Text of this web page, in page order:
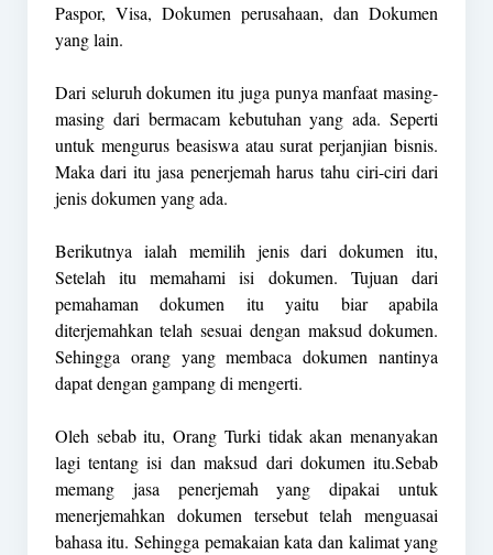
Paspor, Visa, Dokumen perusahaan, dan Dokumen
yang lain.
Dari seluruh dokumen itu juga punya manfaat masing-
masing dari bermacam kebutuhan yang ada. Seperti
untuk mengurus beasiswa atau surat perjanjian bisnis.
Maka dari itu jasa penerjemah harus tahu ciri-ciri dari
jenis dokumen yang ada.
Berikutnya ialah memilih jenis dari dokumen itu,
Setelah itu memahami isi dokumen. Tujuan dari
pemahaman dokumen itu yaitu biar apabila
diterjemahkan telah sesuai dengan maksud dokumen.
Sehingga orang yang membaca dokumen nantinya
dapat dengan gampang di mengerti.
Oleh sebab itu, Orang Turki tidak akan menanyakan
lagi tentang isi dan maksud dari dokumen itu.Sebab
memang jasa penerjemah yang dipakai untuk
menerjemahkan dokumen tersebut telah menguasai
bahasa itu. Sehingga pemakaian kata dan kalimat yang